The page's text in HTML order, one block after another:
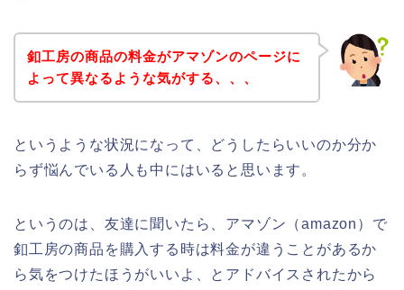
釦工房の商品の料金がアマゾンのページに
よって異なるような気がする、、、
というような状況になって、どうしたらいいのか分か
らず悩んでいる人も中にはいると思います。
というのは、友達に聞いたら、アマゾン（amazon）で
釦工房の商品を購入する時は料金が違うことがあるか
ら気をつけたほうがいいよ、とアドバイスされたから